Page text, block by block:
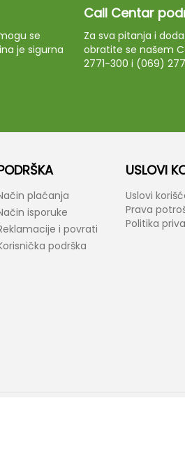
se
je sigurna
Call Centar
Za sva pitanja i
obratite se našem
2771-300 i (069)
plaćanja
isporuke
i povrati
podrška
USLOVI
Uslovi
Prava
Politika